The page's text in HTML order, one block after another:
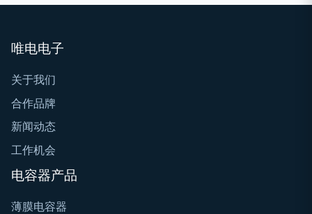
唯电电子
关于我们
合作品牌
新闻动态
工作机会
电容器产品
薄膜电容器